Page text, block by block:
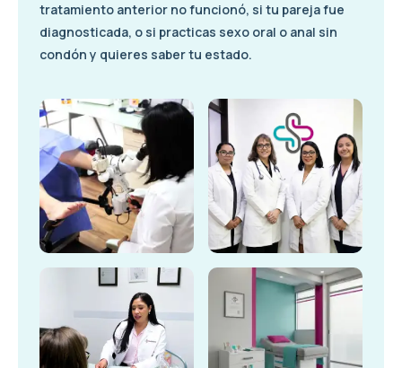
tratamiento anterior no funcionó, si tu pareja fue
diagnosticada, o si practicas sexo oral o anal sin
condón y quieres saber tu estado.